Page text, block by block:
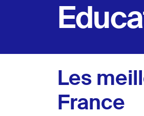
Les
France